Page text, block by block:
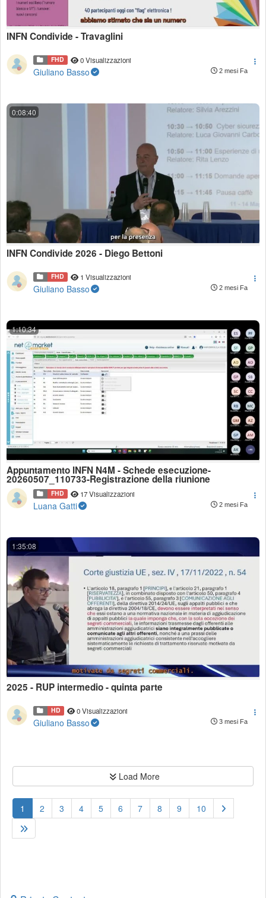
INFN Condivide - Travaglini
FHD 0 Visualizzazioni
Giuliano Basso 2 mesi Fa
0:08:40
INFN Condivide 2026 - Diego Bettoni
FHD 1 Visualizzazioni
Giuliano Basso 2 mesi Fa
1:10:34
Appuntamento INFN N4M - Schede esecuzione-
20260507_110733-Registrazione della riunione
FHD 17 Visualizzazioni
Luana Gatti 2 mesi Fa
1:35:08
2025 - RUP intermedio - quinta parte
HD 0 Visualizzazioni
Giuliano Basso 3 mesi Fa
Load More
1 (current)
2 3 4 5 6 7 8 9 10